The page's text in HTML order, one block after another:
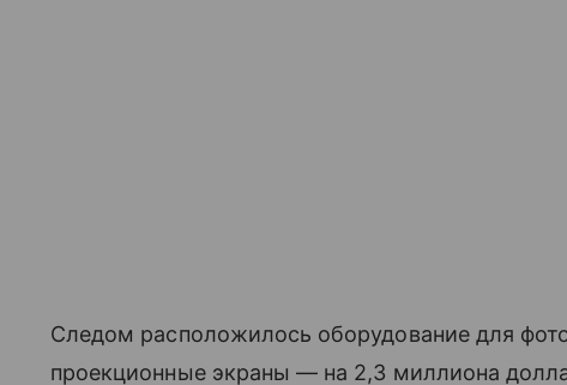
Следом расположилось оборудование для
проекционные экраны — на 2,3 миллиона